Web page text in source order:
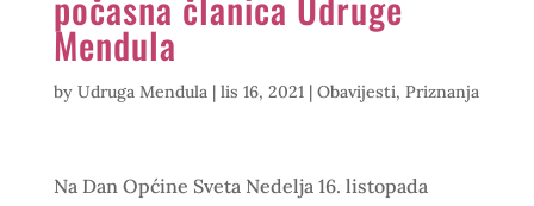
Mendula
by Udruga Mendula| lis 16, 2021| Obavijesti, Priznanja
Na Dan Općine Sveta Nedelja 16. listopada